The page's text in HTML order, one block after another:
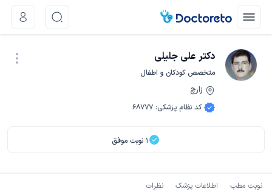
دکتر علی جلیلی
متخصص کودکان و اطفال
زارچ
کد نظام پزشکی:
68777
1 نوبت موفق
نوبت مطب اطلاعات پزشک نظرات